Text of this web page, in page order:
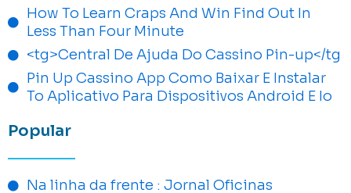
How To Learn Craps And Win Find Out In
Less Than Four Minute
<tg>Central De Ajuda Do Cassino Pin-up</tg
Pin Up Cassino App Como Baixar E Instalar
To Aplicativo Para Dispositivos Android E Io
Popular
Na linha da frente : Jornal Oficinas